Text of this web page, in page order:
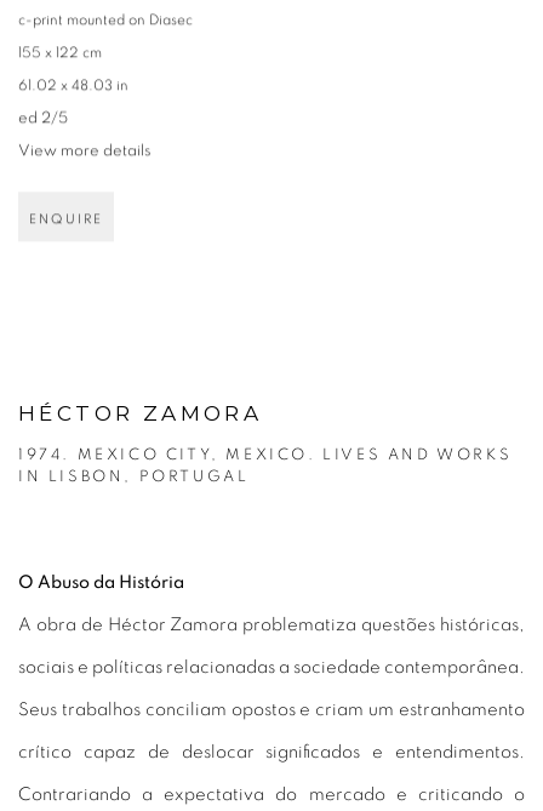
c-print mounted on Diasec
155 x 122 cm
61.02 x 48.03 in
ed 2/5
View more details
ENQUIRE
HÉCTOR ZAMORA
1974. MEXICO CITY, MEXICO. LIVES AND WORKS
IN LISBON, PORTUGAL
O Abuso da História
A obra de Héctor Zamora problematiza questões históricas,
sociais e políticas relacionadas a sociedade contemporânea.
Seus trabalhos conciliam opostos e criam um estranhamento
crítico capaz de deslocar significados e entendimentos.
Contrariando a expectativa do mercado e criticando o